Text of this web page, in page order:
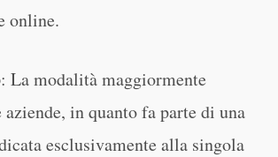
online.
: La modalità maggiormente
in quanto fa parte di una
esclusivamente alla singola